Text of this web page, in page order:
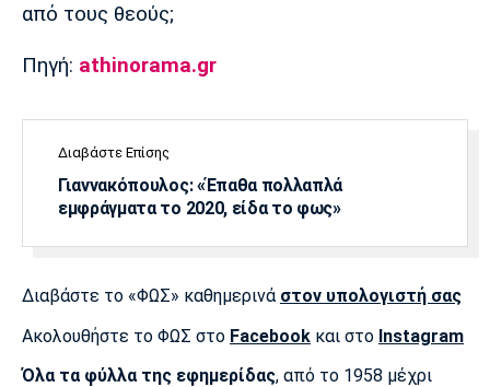
από τους θεούς;
Πηγή: athinorama.gr
Διαβάστε Επίσης
Γιαννακόπουλος: «Έπαθα πολλαπλά
εμφράγματα το 2020, είδα το φως»
Διαβάστε το «ΦΩΣ» καθημερινά στον υπολογιστή σας
Ακολουθήστε το ΦΩΣ στο Facebook και στο Instagram
Όλα τα φύλλα της εφημερίδας, από το 1958 μέχρι